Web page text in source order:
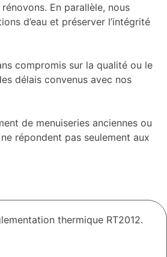
En parallèle, nous
d’eau et préserver l’intégrité
compromis sur la qualité ou le
délais convenus avec nos
de menuiseries anciennes ou
répondent pas seulement aux
thermique RT2012.